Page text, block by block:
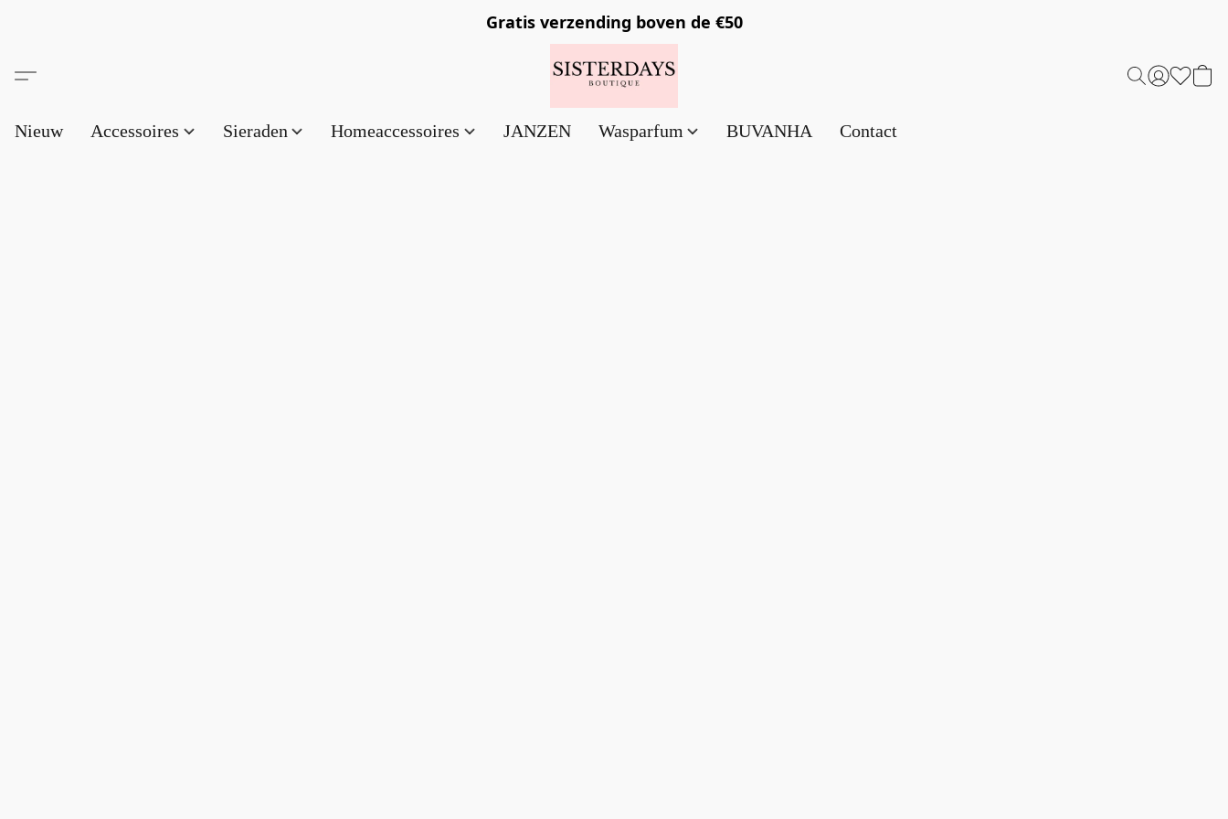
Gratis verzending boven de €50
Nieuw Accessoires Sieraden Homeaccessoires JANZEN Wasparfum BUVANHA Contact